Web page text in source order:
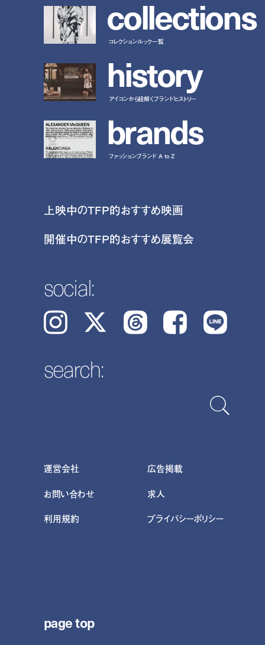
collections
コレクションルック一覧
history
アイコンから紐解くブランドヒストリー
brands
ファッションブランド A to Z
上映中のTFP的おすすめ映画
開催中のTFP的おすすめ展覧会
social:
Instagram 𝕏 Threads Facebook LINE
search:
運営会社
広告掲載
お問い合わせ
求人
利用規約
プライバシーポリシー
page top